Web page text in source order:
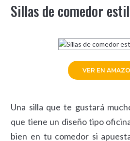
Sillas de comedor
VER EN
Una silla que te gustará
que tiene un diseño tipo
bien en tu comedor si